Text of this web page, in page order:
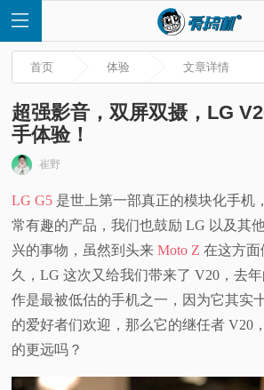
首
页
快
讯
测
首页 体验 文章详情
超强影音，双屏双摄，LG
手体验！
崔野
LG G5 是世上第一部真正的模块化手机
常有趣的产品，我们也鼓励 LG 以及其
兴的事物，虽然到头来Moto Z 在这方面
久，LG 这次又给我们带来了 V20，去
作是最被低估的手机之一，因为它其实
的爱好者们欢迎，那么它的继任者 V20
的更远吗？